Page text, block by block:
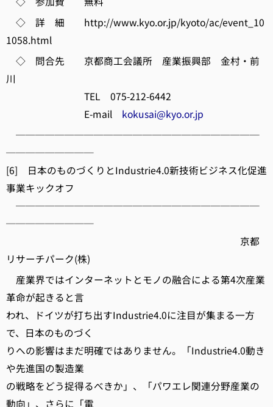
◇ 詳 細 http://www.kyo.or.jp/kyoto/ac/event_10
1058.html
◇ 問合先 京都商工会議所 産業振興部 金村・前
川
TEL 075-212-6442
E-mail kokusai@kyo.or.jp
─────────────────────────
─────────
[6] 日本のものづくりとIndustrie4.0新技術ビジネス化促進
事業キックオフ
─────────────────────────
─────────
京都
リサーチパーク(株)
産業界ではインターネットとモノの融合による第4次産業
革命が起きると言
われ、ドイツが打ち出すIndustrie4.0に注目が集まる一方
で、日本のものづく
りへの影響はまだ明確ではありません。「Industrie4.0動き
や先進国の製造業
の戦略をどう捉得るべきか」、「パワエレ関連分野産業の
動向」、さらに「電